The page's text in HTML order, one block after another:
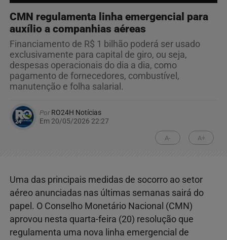
CMN regulamenta linha emergencial para
auxílio a companhias aéreas
Financiamento de R$ 1 bilhão poderá ser usado
exclusivamente para capital de giro, ou seja,
despesas operacionais do dia a dia, como
pagamento de fornecedores, combustível,
manutenção e folha salarial.
PorRO24H Notícias
Em 20/05/2026 22:27
A- A+
Uma das principais medidas de socorro ao setor
aéreo anunciadas nas últimas semanas sairá do
papel. O Conselho Monetário Nacional (CMN)
aprovou nesta quarta-feira (20) resolução que
regulamenta uma nova linha emergencial de